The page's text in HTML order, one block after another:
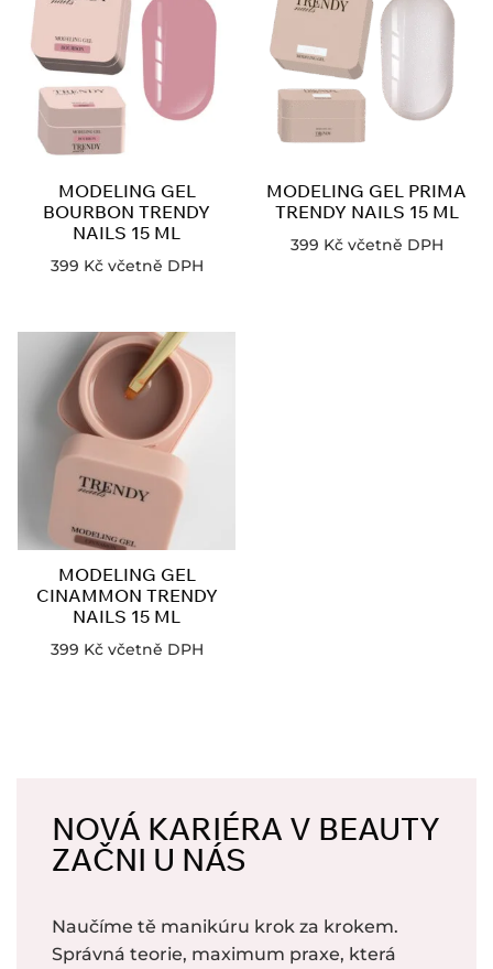
MODELING GEL
BOURBON TRENDY
NAILS 15 ML
399 Kč včetně DPH
MODELING GEL PRIMA
TRENDY NAILS 15 ML
399 Kč včetně DPH
MODELING GEL
CINAMMON TRENDY
NAILS 15 ML
399 Kč včetně DPH
NOVÁ KARIÉRA V BEAUTY
ZAČNI U NÁS
Naučíme tě manikúru krok za krokem.
Správná teorie, maximum praxe, která